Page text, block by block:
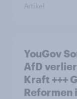
Artikel
YouGov
AfD
Kraft +++
Reformen